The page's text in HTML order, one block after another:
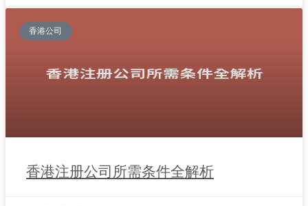
香港公司
香港注册公司所需条件全解析